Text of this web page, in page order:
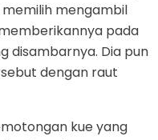
mengambil
pada
disambarnya. Dia pun
dengan raut
kue yang